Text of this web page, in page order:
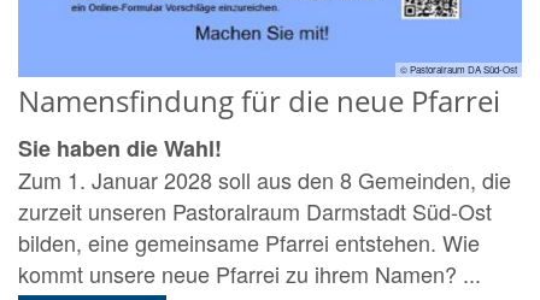
© Pastoralraum DA Süd-Ost
Namensfindung für die neue Pfarrei
Sie haben die Wahl!
Zum 1. Januar 2028 soll aus den 8 Gemeinden, die
zurzeit unseren Pastoralraum Darmstadt Süd-Ost
bilden, eine gemeinsame Pfarrei entstehen. Wie
kommt unsere neue Pfarrei zu ihrem Namen? ...